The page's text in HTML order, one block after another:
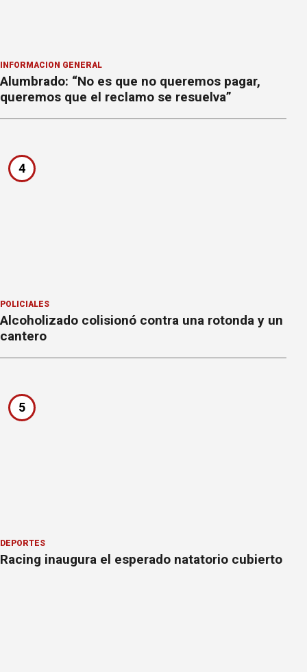
INFORMACION GENERAL
Alumbrado: “No es que no queremos pagar,
queremos que el reclamo se resuelva”
4
POLICIALES
Alcoholizado colisionó contra una rotonda y un
cantero
5
DEPORTES
Racing inaugura el esperado natatorio cubierto